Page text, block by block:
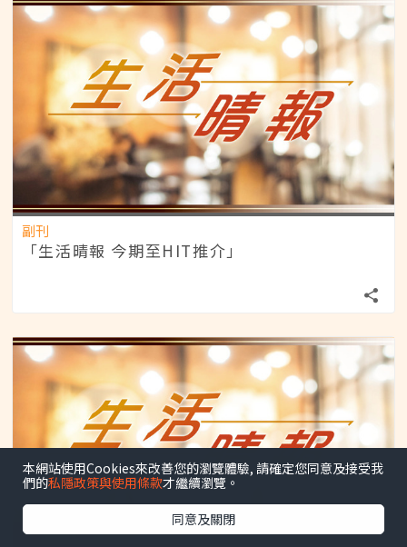
副刊
「生活晴報 今期至HIT推介」
本網站使用Cookies來改善您的瀏覽體驗, 請確定您同意及接受我
們的私隱政策與使用條款才繼續瀏覽。
同意及關閉